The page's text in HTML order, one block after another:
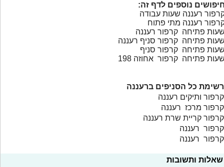
נוספים לדף זה:
רעננה שעות עבודה
רעננה מתי פתוח
פתיחה קרפור רעננה
פתיחה קרפור סניף רעננה
פתיחה קרפור סניף
פתיחה קרפור אחוזה 198
רשימת כל הסניפים ברעננה
קרפור ותיקים רעננה
קרפור מרכז רעננה
קרפור קריית שרת רעננה
קרפור רעננה
קרפור רעננה
שאלות ותשובות